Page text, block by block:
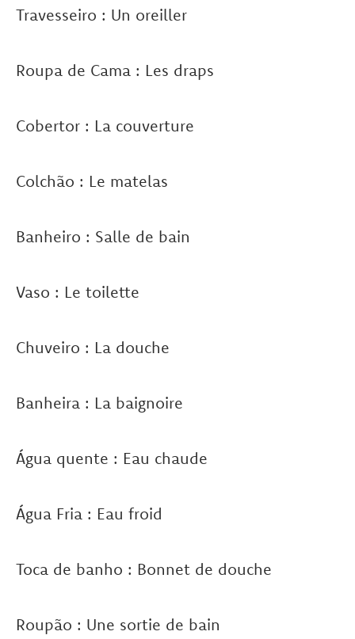
Travesseiro : Un oreiller
Roupa de Cama : Les draps
Cobertor : La couverture
Colchão : Le matelas
Banheiro : Salle de bain
Vaso : Le toilette
Chuveiro : La douche
Banheira : La baignoire
Água quente : Eau chaude
Água Fria : Eau froid
Toca de banho : Bonnet de douche
Roupão : Une sortie de bain